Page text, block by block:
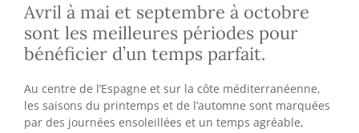
Avril à mai et septembre à octobre
sont les meilleures périodes pour
bénéficier d’un temps parfait.
Au centre de l’Espagne et sur la côte méditerranéenne,
les saisons du printemps et de l’automne sont marquées
par des journées ensoleillées et un temps agréable,